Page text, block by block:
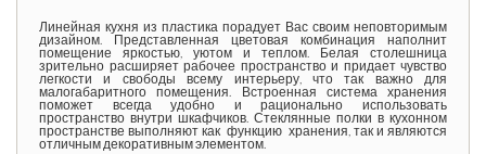
Линейная кухня из пластика порадует Вас своим неповторимым
дизайном. Представленная цветовая комбинация наполнит
помещение яркостью, уютом и теплом. Белая столешница
зрительно расширяет рабочее пространство и придает чувство
легкости и свободы всему интерьеру, что так важно для
малогабаритного помещения. Встроенная система хранения
поможет всегда удобно и рационально использовать
пространство внутри шкафчиков. Стеклянные полки в кухонном
пространстве выполняют как функцию хранения, так и являются
отличным декоративным элементом.